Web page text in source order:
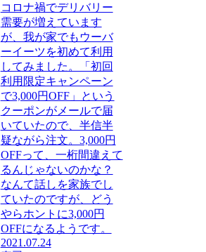
コロナ禍でデリバリー
需要が増えています
が、我が家でもウーバ
ーイーツを初めて利用
してみました。「初回
利用限定キャンペーン
で3,000円OFF」という
クーポンがメールで届
いていたので、半信半
疑ながら注文。3,000円
OFFって、一桁間違えて
るんじゃないのかな？
なんて話しを家族でし
ていたのですが、どう
やらホントに3,000円
OFFになるようです。
2021.07.24